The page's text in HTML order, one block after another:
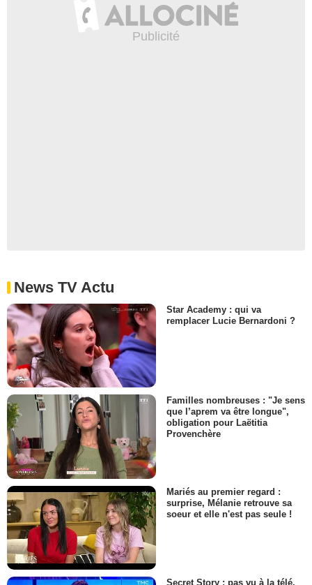
News TV Actu
Star Academy : qui va
remplacer Lucie Bernardoni ?
Familles nombreuses : "Je sens
que l’aprem va être longue",
obligation pour Laëtitia
Provenchère
Mariés au premier regard :
surprise, Mélanie retrouve sa
soeur et elle n'est pas seule !
Secret Story : pas vu à la télé,